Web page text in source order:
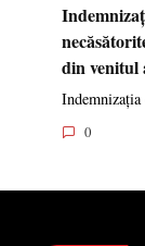
din venitul
Indemnizația
0